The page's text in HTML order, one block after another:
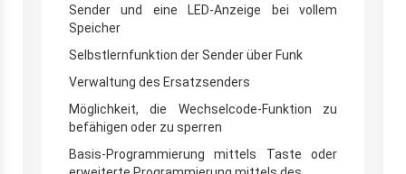
Sender und eine LED-Anzeige bei vollem
Speicher
Selbstlernfunktion der Sender über Funk
Verwaltung des Ersatzsenders
Möglichkeit, die Wechselcode-Funktion zu
befähigen oder zu sperren
Basis-Programmierung mittels Taste oder